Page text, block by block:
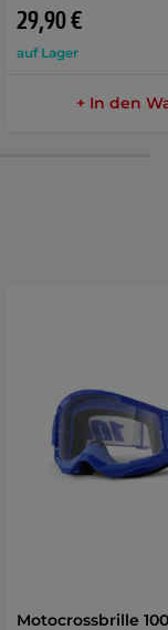
29,90 €
auf Lager
+ In den
Motocrossbrille